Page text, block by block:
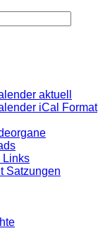
aktuell
iCal Format
Links
Satzungen